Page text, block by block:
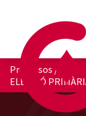
Processos /
ELECCIÓ PRIMÀRIA -